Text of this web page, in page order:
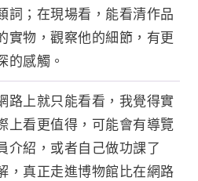
詞；在現場看，能看清作品
實物，觀察他的細節，有更
的感觸。
路上就只能看看，我覺得實
上看更值得，可能會有導覽
介紹，或者自己做功課了
，真正走進博物館比在網路